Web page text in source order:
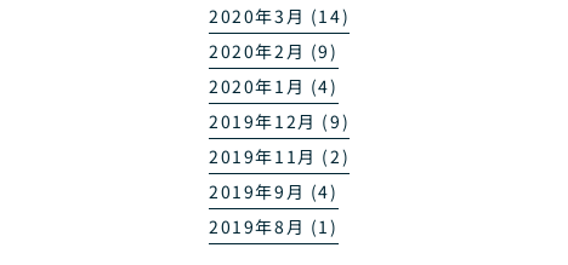
2020年3月 (14)
2020年2月 (9)
2020年1月 (4)
2019年12月 (9)
2019年11月 (2)
2019年9月 (4)
2019年8月 (1)